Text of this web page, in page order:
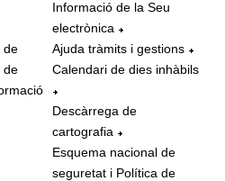
de
de
Informació de la Seu
electrònica
Ajuda tràmits i gestions
Calendari de dies inhàbils
Descàrrega de
cartografia
Esquema nacional de
seguretat i Política de